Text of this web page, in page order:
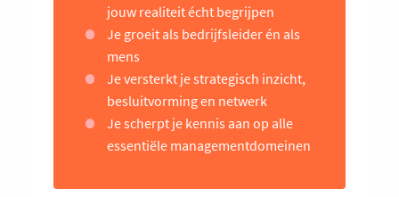
jouw realiteit écht begrijpen
Je groeit als bedrijfsleider én als
mens
Je versterkt je strategisch inzicht,
besluitvorming en netwerk
Je scherpt je kennis aan op alle
essentiële managementdomeinen